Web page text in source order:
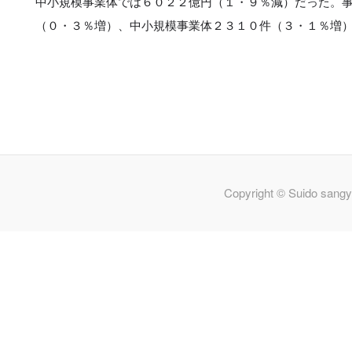
（０・３％増）、中小規模事業体２３１０件（３・１％増
Copyright © Suido